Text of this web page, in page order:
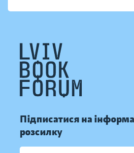
Підписатися на
розсилку